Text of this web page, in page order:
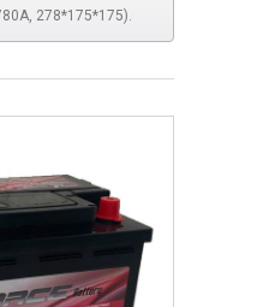
278*175*175).